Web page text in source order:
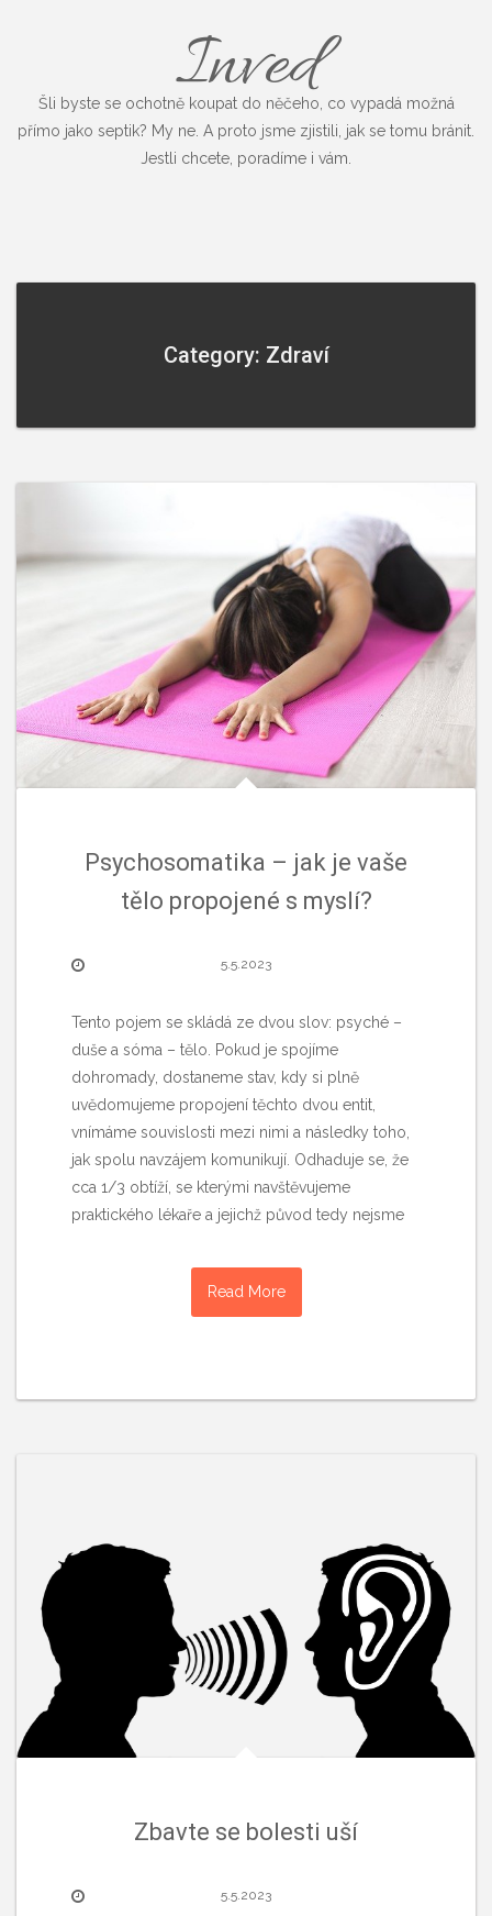
Inved
Šli byste se ochotně koupat do něčeho, co vypadá možná
přímo jako septik? My ne. A proto jsme zjistili, jak se tomu bránit.
Jestli chcete, poradíme i vám.
Category: Zdraví
Psychosomatika – jak je vaše
tělo propojené s myslí?
5.5.2023
Tento pojem se skládá ze dvou slov: psyché –
duše a sóma – tělo. Pokud je spojíme
dohromady, dostaneme stav, kdy si plně
uvědomujeme propojení těchto dvou entit,
vnímáme souvislosti mezi nimi a následky toho,
jak spolu navzájem komunikují. Odhaduje se, že
cca 1/3 obtíží, se kterými navštěvujeme
praktického lékaře a jejichž původ tedy nejsme
Read More
Zbavte se bolesti uší
5.5.2023